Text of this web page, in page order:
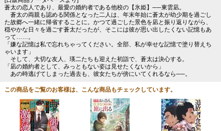
蒼太の恋人であり、最愛の婚約者である他校の【氷姫】──東雲凪。
蒼太の両親も認める関係となった二人は、年末年始に蒼太が幼少期を過ごし
た故郷へ一緒に帰省することに。かつて過ごした景色を凪と振り返りながら、
穏やかな日々を過ごす蒼太だったが、そこには彼が思い出したくない記憶もあ
って……。
「嫌な記憶は私で忘れちゃってください。全部、私が幸せな記憶で塗り替えち
ゃいます」
そして、大切な友人、瑛二たちも迎えた初詣で、蒼太は決心する。
「凪の婚約者として、みっともない姿は見せたくないから」
あの時逃げてしまった過去も、彼女たちが傍にいてくれるなら──。
この商品をご覧のお客様は、こんな商品もチェックしています。